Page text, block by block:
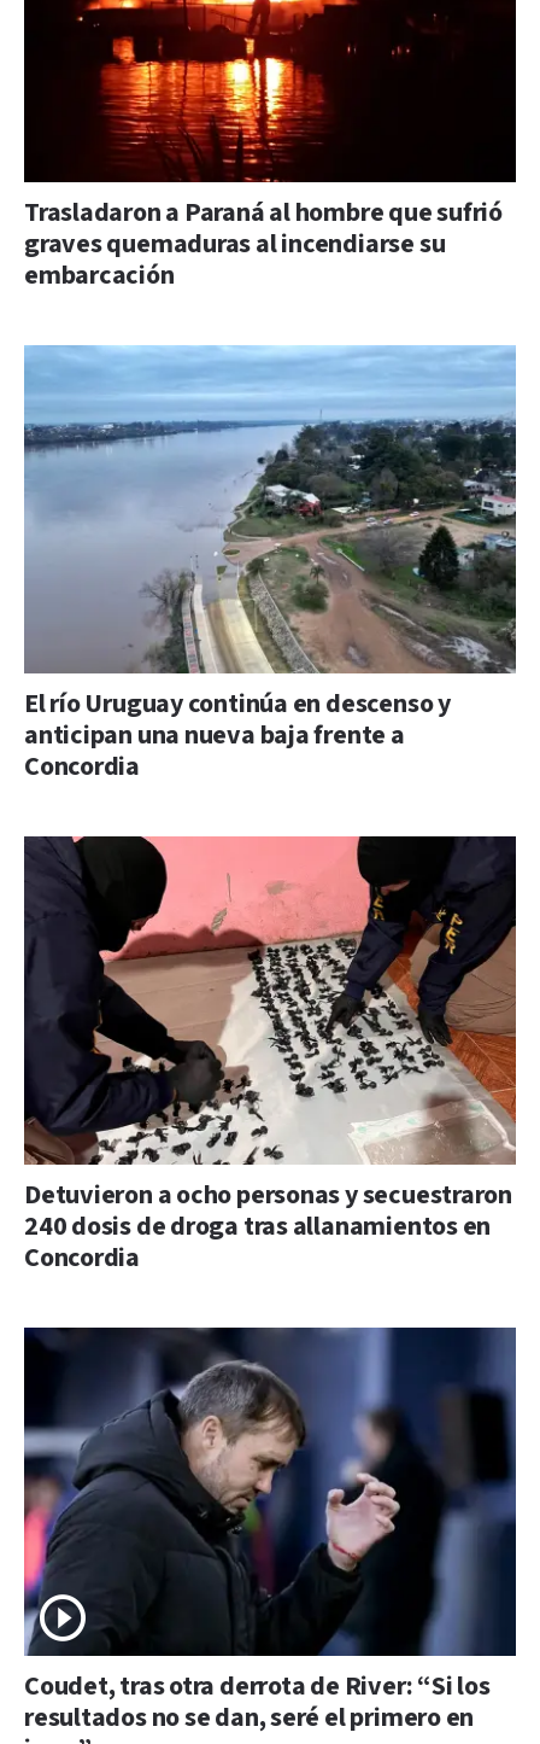
Trasladaron a Paraná al hombre que sufrió
graves quemaduras al incendiarse su
embarcación
El río Uruguay continúa en descenso y
anticipan una nueva baja frente a
Concordia
Detuvieron a ocho personas y secuestraron
240 dosis de droga tras allanamientos en
Concordia
Coudet, tras otra derrota de River: “Si los
resultados no se dan, seré el primero en